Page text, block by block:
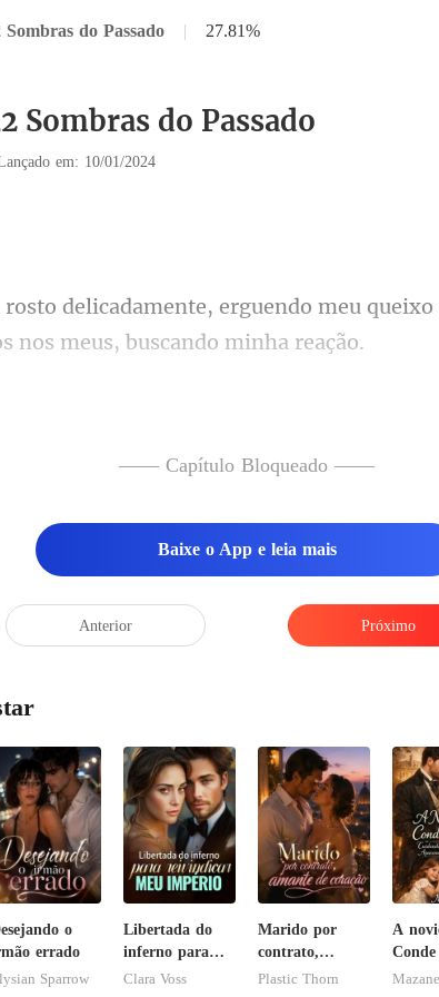
do Passado | 27.81%
Sombras do Passado
em: 10/01/2024
endo meu
untos, enfrentaremos
—— Capítulo Bloqueado ——
Baixe o App e leia mais
Anterior Próximo
o
errado
Sparrow
Libertada do
inferno para
reivindicar meu
Clara Voss
Marido por
contrato,
amante de
Plastic Thorn
A
Mazane